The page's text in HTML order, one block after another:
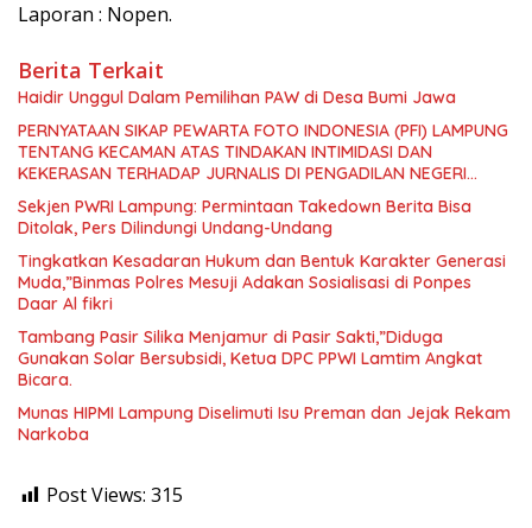
Laporan : Nopen.
Berita Terkait
Haidir Unggul Dalam Pemilihan PAW di Desa Bumi Jawa
PERNYATAAN SIKAP PEWARTA FOTO INDONESIA (PFI) LAMPUNG
TENTANG KECAMAN ATAS TINDAKAN INTIMIDASI DAN
KEKERASAN TERHADAP JURNALIS DI PENGADILAN NEGERI
TANJUNG KARANG.
Sekjen PWRI Lampung: Permintaan Takedown Berita Bisa
Ditolak, Pers Dilindungi Undang-Undang
Tingkatkan Kesadaran Hukum dan Bentuk Karakter Generasi
Muda,”Binmas Polres Mesuji Adakan Sosialisasi di Ponpes
Daar Al fikri
Tambang Pasir Silika Menjamur di Pasir Sakti,”Diduga
Gunakan Solar Bersubsidi, Ketua DPC PPWI Lamtim Angkat
Bicara.
Munas HIPMI Lampung Diselimuti Isu Preman dan Jejak Rekam
Narkoba
Post Views: 315